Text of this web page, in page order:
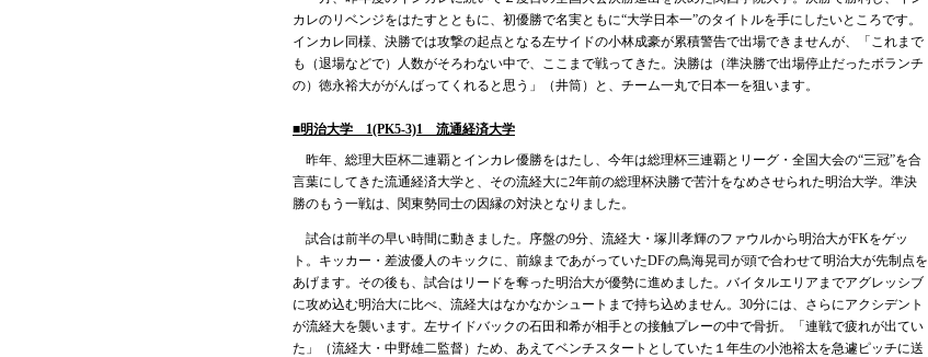
カレのリベンジをはたすとともに、初優勝で名実ともに“大学日本一”のタイトルを手にしたいところです。
インカレ同様、決勝では攻撃の起点となる左サイドの小林成豪が累積警告で出場できませんが、「これまで
も（退場などで）人数がそろわない中で、ここまで戦ってきた。決勝は（準決勝で出場停止だったボランチ
の）徳永裕大ががんばってくれると思う」（井筒）と、チーム一丸で日本一を狙います。
■明治大学 1(PK5-3)1 流通経済大学
昨年、総理大臣杯二連覇とインカレ優勝をはたし、今年は総理杯三連覇とリーグ・全国大会の“三冠”を合
言葉にしてきた流通経済大学と、その流経大に2年前の総理杯決勝で苦汁をなめさせられた明治大学。準決
勝のもう一戦は、関東勢同士の因縁の対決となりました。
試合は前半の早い時間に動きました。序盤の9分、流経大・塚川孝輝のファウルから明治大がFKをゲッ
ト。キッカー・差波優人のキックに、前線まであがっていたDFの鳥海晃司が頭で合わせて明治大が先制点を
あげます。その後も、試合はリードを奪った明治大が優勢に進めました。バイタルエリアまでアグレッシブ
に攻め込む明治大に比べ、流経大はなかなかシュートまで持ち込めません。30分には、さらにアクシデント
が流経大を襲います。左サイドバックの石田和希が相手との接触プレーの中で骨折。「連戦で疲れが出てい
た」（流経大・中野雄二監督）ため、あえてベンチスタートとしていた１年生の小池裕太を急遽ピッチに送